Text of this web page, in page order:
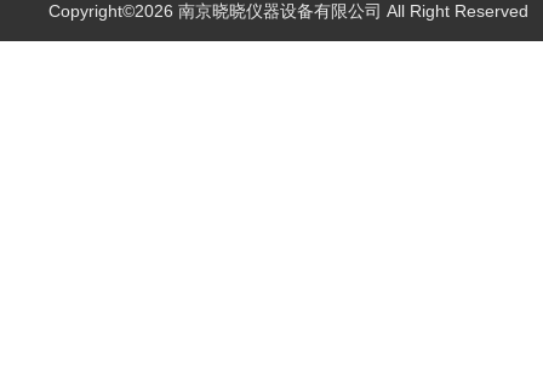
Copyright©2026 南京晓晓仪器设备有限公司 All Right